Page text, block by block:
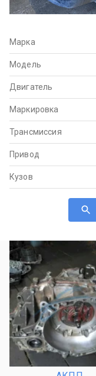
Марка
Модель
Двигатель
Маркировка
Трансмиссия
Привод
Кузов